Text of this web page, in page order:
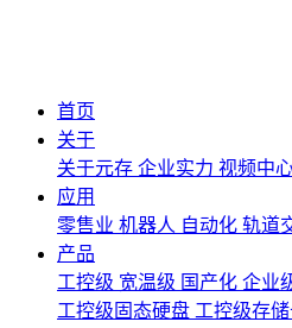
首页
关于
关于元存 企业实力 视频中
应用
零售业 机器人 自动化 轨道
产品
工控级 宽温级 国产化 企业
工控级固态硬盘 工控级存